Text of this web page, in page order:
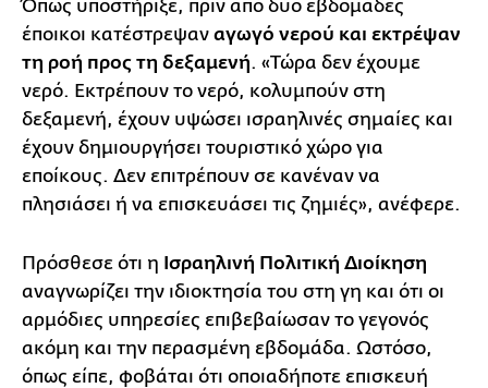
Όπως υποστήριξε, πριν από δύο εβδομάδες
έποικοι κατέστρεψαν αγωγό νερού και εκτρέψαν
τη ροή προς τη δεξαμενή. «Τώρα δεν έχουμε
νερό. Εκτρέπουν το νερό, κολυμπούν στη
δεξαμενή, έχουν υψώσει ισραηλινές σημαίες και
έχουν δημιουργήσει τουριστικό χώρο για
εποίκους. Δεν επιτρέπουν σε κανέναν να
πλησιάσει ή να επισκευάσει τις ζημιές», ανέφερε.
Πρόσθεσε ότι η Ισραηλινή Πολιτική Διοίκηση
αναγνωρίζει την ιδιοκτησία του στη γη και ότι οι
αρμόδιες υπηρεσίες επιβεβαίωσαν το γεγονός
ακόμη και την περασμένη εβδομάδα. Ωστόσο,
όπως είπε, φοβάται ότι οποιαδήποτε επισκευή